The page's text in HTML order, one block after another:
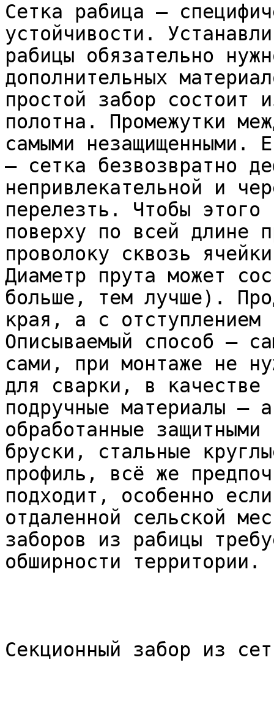
Сетка рабица –
устойчивости.
рабицы обязательно
дополнительных
простой забор состоит
полотна. Промежутки
самыми незащищенными.
– сетка безвозвратно
непривлекательной и
перелезть. Чтобы этого
поверху по всей длине
проволоку сквозь
Диаметр прута может
больше, тем лучше).
края, а с отступлением
Описываемый способ –
сами, при монтаже не
для сварки, в качестве
подручные материалы –
обработанные
бруски, стальные
профиль, всё же
подходит, особенно
отдаленной сельской
заборов из рабицы
обширности территории.
Секционный забор из